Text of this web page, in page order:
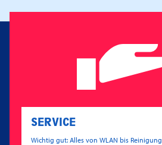
SERVICE
Wichtig gut: Alles von WLAN bis Reinigung